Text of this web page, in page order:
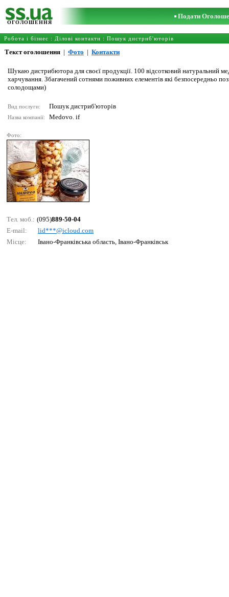
ОГОЛОШЕННЯ
Подати
Робота і бізнес : Ділові контакти : Пошук дистриб'юторів
Текст оголошення | Фото | Контакти
Шукаю дистрибютора для своєї продукції. 100 відсотковий натуральний
харчування. Збагачений сотнями поживних елементів які безпосередньо
солодощами)
Вид послуги: Пошук дистриб'юторів
Назва компанії: Medovo. if
Фото:
Тел. моб.: (095)889-50-04
E-mail:
lid***@iсlоud.соm
Місце:
Івано-Франківська область, Івано-Франківськ